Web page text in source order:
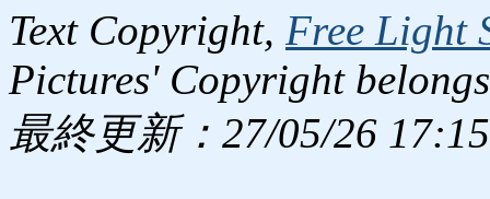
Text Copyright, Free Light
Pictures' Copyright
最終更新：27/05/26 17:15